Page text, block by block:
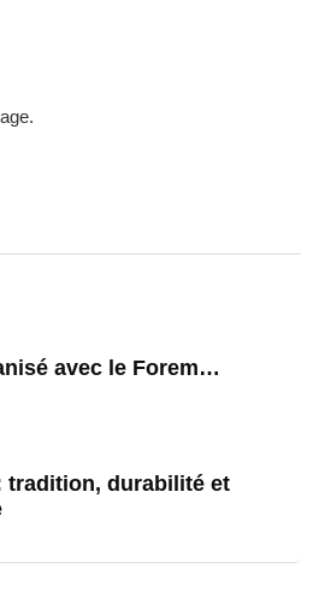
avec le Forem…
tradition, durabilité et